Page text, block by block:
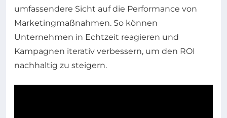
umfassendere Sicht auf die Performance von
Marketingmaßnahmen. So können
Unternehmen in Echtzeit reagieren und
Kampagnen iterativ verbessern, um den ROI
nachhaltig zu steigern.